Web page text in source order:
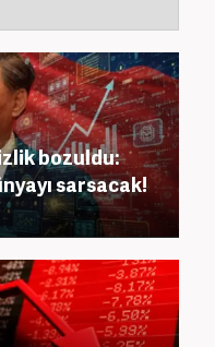
bozuldu:
sarsacak!